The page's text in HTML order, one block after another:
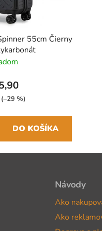
55cm Čierny
(–29 %)
DO KOŠÍKA
Návody
Ako
Ako